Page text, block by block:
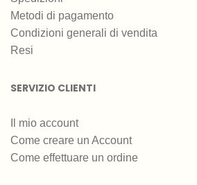
Metodi di pagamento
Condizioni generali di vendita
Resi
SERVIZIO CLIENTI
Il mio account
Come creare un Account
Come effettuare un ordine